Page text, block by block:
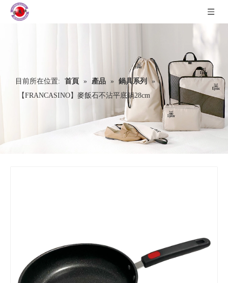
目前所在位置: 首頁 » 產品 » 鍋具系列
»
【FRANCASINO】麥飯石不沾平底鍋28cm